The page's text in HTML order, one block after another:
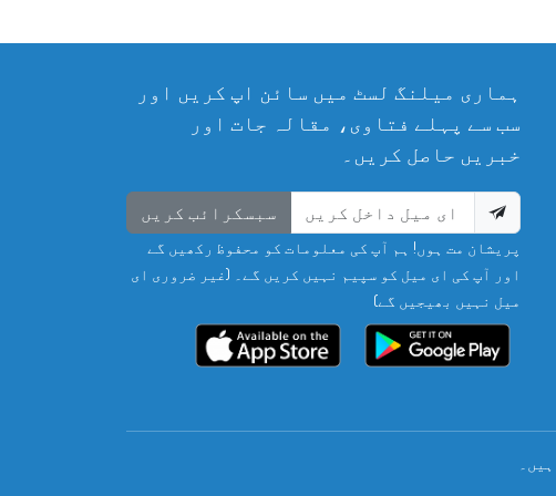
ہماری میلنگ لسٹ میں سائن اپ کریں اور
سب سے پہلے فتاوی، مقالہ جات اور
خبریں حاصل کریں۔
سبسکرائب کریں
پریشان مت ہوں! ہم آپ کی معلومات کو محفوظ رکھیں گے
اور آپ کی ای میل کو سپیم نہیں کریں گے۔ (غیر ضروری ای
میل نہیں بھیجیں گے)